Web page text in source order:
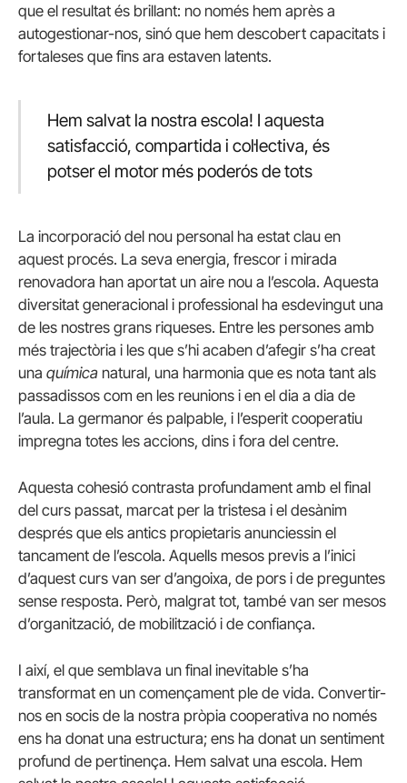
que el resultat és brillant: no només hem après a
autogestionar-nos, sinó que hem descobert capacitats i
fortaleses que fins ara estaven latents.
Hem salvat la nostra escola! I aquesta
satisfacció, compartida i col·lectiva, és
potser el motor més poderós de tots
La incorporació del nou personal ha estat clau en
aquest procés. La seva energia, frescor i mirada
renovadora han aportat un aire nou a l’escola. Aquesta
diversitat generacional i professional ha esdevingut una
de les nostres grans riqueses. Entre les persones amb
més trajectòria i les que s’hi acaben d’afegir s’ha creat
una química natural, una harmonia que es nota tant als
passadissos com en les reunions i en el dia a dia de
l’aula. La germanor és palpable, i l’esperit cooperatiu
impregna totes les accions, dins i fora del centre.
Aquesta cohesió contrasta profundament amb el final
del curs passat, marcat per la tristesa i el desànim
després que els antics propietaris anunciessin el
tancament de l’escola. Aquells mesos previs a l’inici
d’aquest curs van ser d’angoixa, de pors i de preguntes
sense resposta. Però, malgrat tot, també van ser mesos
d’organització, de mobilització i de confiança.
I així, el que semblava un final inevitable s’ha
transformat en un començament ple de vida. Convertir-
nos en socis de la nostra pròpia cooperativa no només
ens ha donat una estructura; ens ha donat un sentiment
profund de pertinença. Hem salvat una escola. Hem